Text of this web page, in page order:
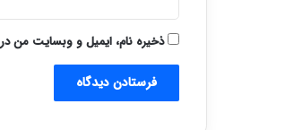
ذخیره نام، ایمیل و وبسایت من